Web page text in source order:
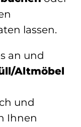
lassen.
an und
Altmöbel
und
Ihnen